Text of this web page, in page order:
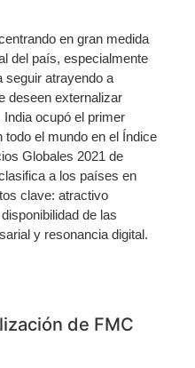
en gran medida
del país, especialmente
seguir atrayendo a
deseen externalizar
ocupó el primer
todo el mundo en el Índice
Globales 2021 de
a los países en
clave: atractivo
de las
y resonancia digital.
de FMC